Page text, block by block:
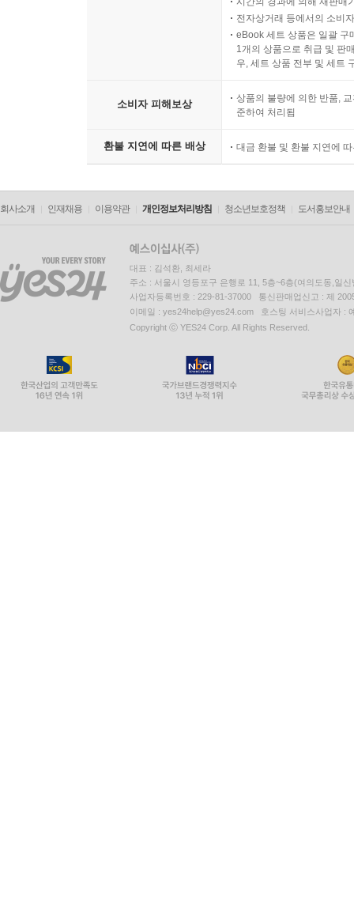
전자상거래 등에서의 소비
eBook 세트 상품은 일괄 구
1개의 상품으로 취급 및 판
우, 세트 상품 전부 및 세트
소비자 피해보상
상품의 불량에 의한 반품,
준하여 처리됨
환불 지연에 따른 배상 대금 환불 및 환불 지연에
회사소개 인재채용 이용약관 개인정보처리방침 청소년보호정책 도서홍보안내
대표 : 김석환, 최세라
주소 : 서울시 영등포구 은행로 11, 5층~6층(여의도동,일신
사업자등록번호 : 229-81-37000 통신판매업신고 : 제
이메일 : yes24help@yes24.com 호스팅 서비스사업자 :
Copyright ⓒ YES24 Corp. All Rights Reserved.